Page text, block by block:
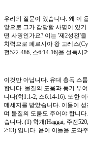
우리의 질문이 있습니다. 왜 이
앞으로 그가 감당할 사명이 있
떤 사명인가요? 이는 '제2성전'
치력으로 페르시아 왕 고레스
전522-486, 스6:14-16)을 설득
이것만 아닙니다. 유대 총독 스
합니다. 물질의 도움과 동기 부
니다(학1:1-2; 스6:14-16). 또한
메세지를 받았습니다. 이들이
며 물질의 도움도 주어야 합니
습니다. (1) 학개(Haggai, 주전
2:13) 입니다. 욥이 이들을 도와